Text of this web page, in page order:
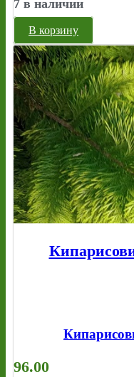
7 в наличии
В корзину
96.00